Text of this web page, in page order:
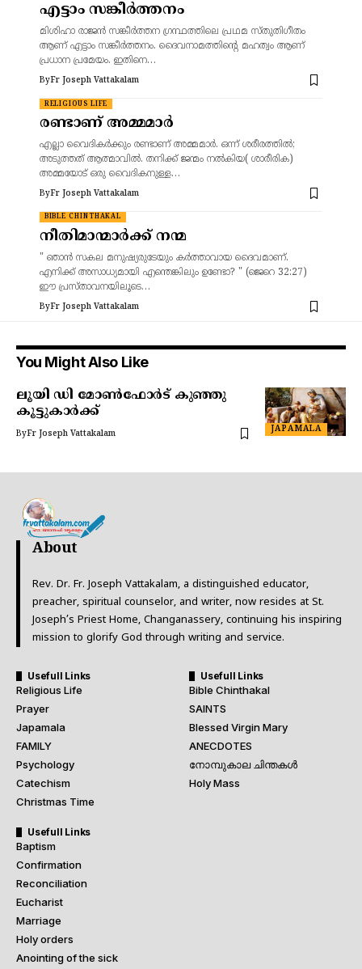
എട്ടാം സങ്കീർത്തനം
മിശിഹാ രാജൻ സങ്കീർത്തന ഗ്രന്ഥത്തിലെ പ്രഥമ സ്തുതിഗീതം
ആണ് എട്ടാം സങ്കീർത്തനം. ദൈവനാമത്തിന്റെ മഹത്വം ആണ്
പ്രധാന പ്രമേയം. ഇതിനെ…
ByFr Joseph Vattakalam
RELIGIOUS LIFE
രണ്ടാണ് അമ്മമാർ
എല്ലാ വൈദികർക്കും രണ്ടാണ് അമ്മമാർ. ഒന്ന് ശരീരത്തിൽ;
അടുത്തത് ആത്മാവിൽ. തനിക്ക് ജന്മം നൽകിയ( ശാരീരിക)
അമ്മയോട് ഒരു വൈദികനുള്ള…
ByFr Joseph Vattakalam
BIBLE CHINTHAKAL
നീതിമാന്മാർക്ക് നന്മ
" ഞാൻ സകല മനുഷ്യരുടേയും കർത്താവായ ദൈവമാണ്.
എനിക്ക് അസാധ്യമായി എന്തെങ്കിലും ഉണ്ടോ? " (ജെറെ 32:27)
ഈ പ്രസ്താവനയിലൂടെ…
ByFr Joseph Vattakalam
You Might Also Like
JAPAMALA
ലൂയി ഡി മോൺഫോർട് കുഞ്ഞു
കൂട്ടുകാർക്ക്
ByFr Joseph Vattakalam
About
Rev. Dr. Fr. Joseph Vattakalam, a distinguished educator,
preacher, spiritual counselor, and writer, now resides at St.
Joseph’s Priest Home, Changanassery, continuing his inspiring
mission to glorify God through writing and service.
Usefull Links
Religious Life
Prayer
Japamala
FAMILY
Psychology
Catechism
Christmas Time
Usefull Links
Bible Chinthakal
SAINTS
Blessed Virgin Mary
ANECDOTES
നോമ്പുകാല ചിന്തകൾ
Holy Mass
Usefull Links
Baptism
Confirmation
Reconciliation
Eucharist
Marriage
Holy orders
Anointing of the sick